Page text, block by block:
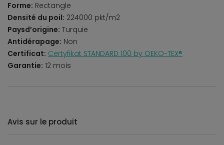
Forme: Rectangle
Densité du poil: 224000 pkt/m2
Paysd’origine: Turquie
Antidérapage: Non
Certificat: Certyfikat STANDARD 100 by OEKO-TEX®
Garantie: 12 mois
Avis sur le produit